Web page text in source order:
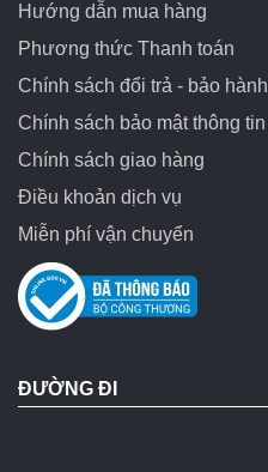
Hướng dẫn mua hàng
Phương thức Thanh toán
Chính sách đổi trả - bảo hành
Chính sách bảo mật thông tin
Chính sách giao hàng
Điều khoản dịch vụ
Miễn phí vận chuyển
ĐƯỜNG ĐI